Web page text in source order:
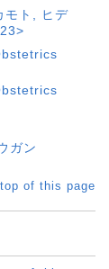
モト, ヒデ
ガン
of this page